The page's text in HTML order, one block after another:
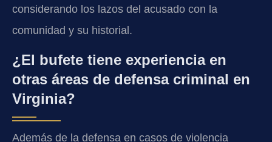
considerando los lazos del acusado con la
comunidad y su historial.
¿El bufete tiene experiencia en
otras áreas de defensa criminal en
Virginia?
Además de la defensa en casos de violencia